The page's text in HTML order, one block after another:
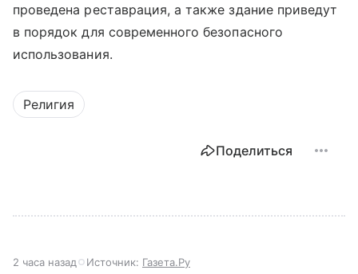
проведена реставрация, а также здание приведут
в порядок для современного безопасного
использования.
Религия
Поделиться
2 часа назад Источник: Газета.Ру